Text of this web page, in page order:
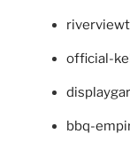
official-
bbq-